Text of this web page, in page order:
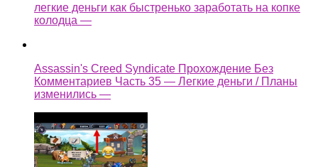
легкие деньги как быстренько заработать на копке
колодца —
Assassin's Creed Syndicate Прохождение Без
Комментариев Часть 35 — Легкие деньги / Планы
изменились —